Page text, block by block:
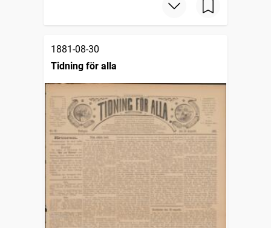
1881-08-30
Tidning för alla